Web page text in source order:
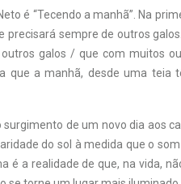
é “Tecendo a manhã”. Na
precisará sempre de outros
galos / que com muitos
que a manhã, desde uma teia
de um novo dia aos
do sol à medida que o
é a realidade de que, na vida,